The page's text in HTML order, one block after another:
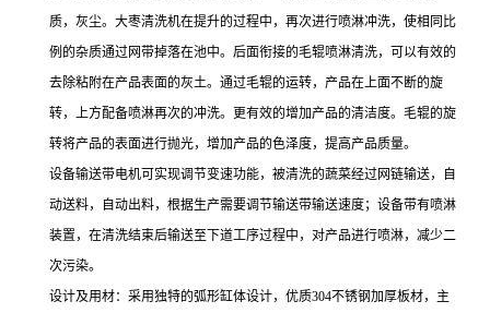
质，灰尘。大枣清洗机在提升的过程中，再次进行喷淋冲洗，使相同比
例的杂质通过网带掉落在池中。后面衔接的毛辊喷淋清洗，可以有效的
去除粘附在产品表面的灰土。通过毛辊的运转，产品在上面不断的旋
转，上方配备喷淋再次的冲洗。更有效的增加产品的清洁度。毛辊的旋
转将产品的表面进行抛光，增加产品的色泽度，提高产品质量。
设备输送带电机可实现调节变速功能，被清洗的蔬菜经过网链输送，自
动送料，自动出料，根据生产需要调节输送带输送速度；设备带有喷淋
装置，在清洗结束后输送至下道工序过程中，对产品进行喷淋，减少二
次污染。
设计及用材：采用独特的弧形缸体设计，优质304不锈钢加厚板材，主